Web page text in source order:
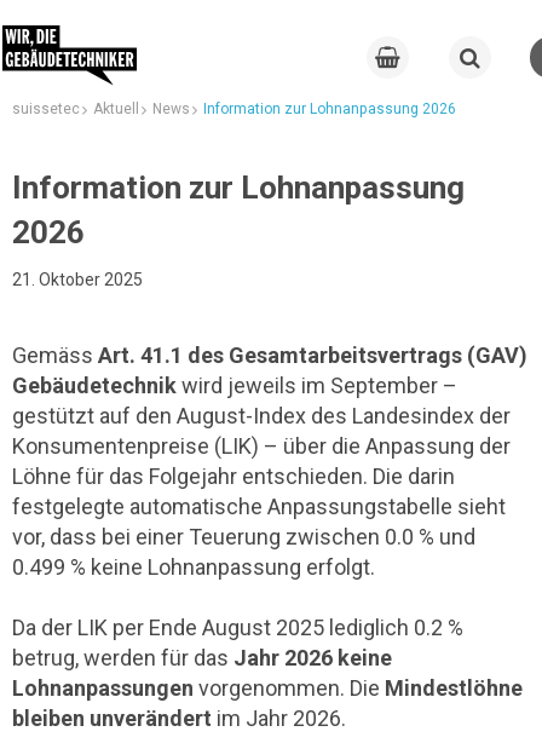
suissetec Aktuell News Information zur Lohnanpassung 2026
Information zur Lohnanpassung
2026
21. Oktober 2025
Gemäss Art. 41.1 des Gesamtarbeitsvertrags (GAV)
Gebäudetechnikwird jeweils im September –
gestützt auf den August-Index des Landesindex der
Konsumentenpreise (LIK) – über die Anpassung der
Löhne für das Folgejahr entschieden. Die darin
festgelegte automatische Anpassungstabelle sieht
vor, dass bei einer Teuerung zwischen 0.0 % und
0.499 % keine Lohnanpassung erfolgt.
Da der LIK per Ende August 2025 lediglich 0.2 %
betrug, werden für das Jahr 2026 keine
Lohnanpassungen vorgenommen. Die Mindestlöhne
bleiben unverändert im Jahr 2026.